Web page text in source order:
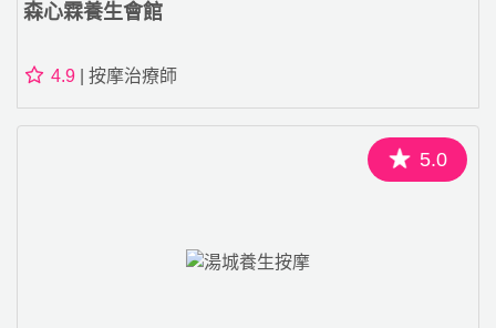
森心霖養生會館
4.9 | 按摩治療師
5.0